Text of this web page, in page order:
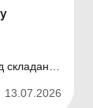
складання
13.07.2026